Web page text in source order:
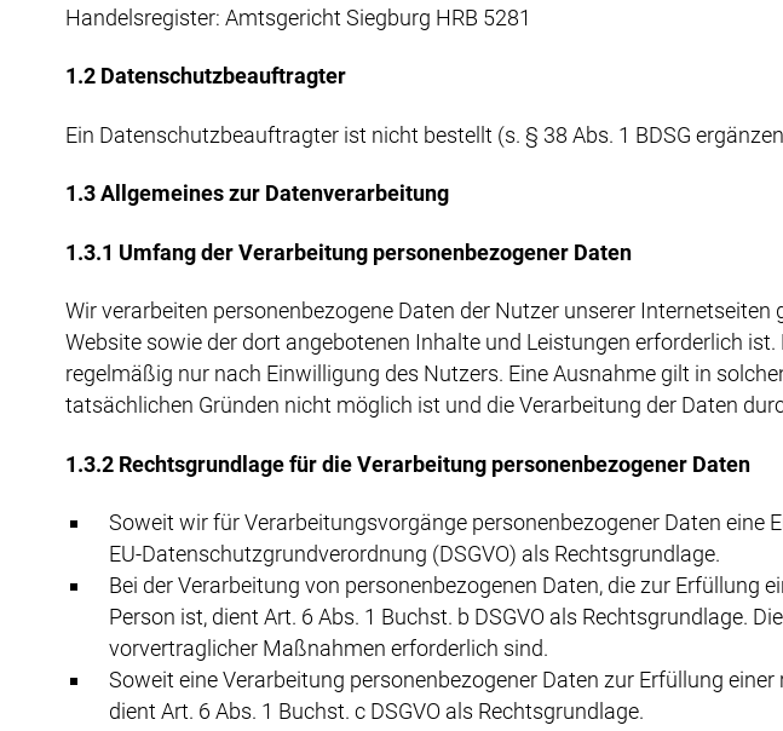
Handelsregister: Amtsgericht Siegburg HRB 5281
1.2 Datenschutzbeauftragter
Ein Datenschutzbeauftragter ist nicht bestellt (s. § 38 Abs. 1 BDSG
1.3 Allgemeines zur Datenverarbeitung
1.3.1 Umfang der Verarbeitung personenbezogener Daten
Wir verarbeiten personenbezogene Daten der Nutzer unserer
Website sowie der dort angebotenen Inhalte und Leistungen erforderlich
regelmäßig nur nach Einwilligung des Nutzers. Eine Ausnahme gilt in
tatsächlichen Gründen nicht möglich ist und die Verarbeitung der Daten
1.3.2 Rechtsgrundlage für die Verarbeitung personenbezogener Daten
Soweit wir für Verarbeitungsvorgänge personenbezogener Daten eine
EU-Datenschutzgrundverordnung (DSGVO) als Rechtsgrundlage.
Bei der Verarbeitung von personenbezogenen Daten, die zur
Person ist, dient Art. 6 Abs. 1 Buchst. b DSGVO als Rechtsgrundlage.
vorvertraglicher Maßnahmen erforderlich sind.
Soweit eine Verarbeitung personenbezogener Daten zur Erfüllung
dient Art. 6 Abs. 1 Buchst. c DSGVO als Rechtsgrundlage.